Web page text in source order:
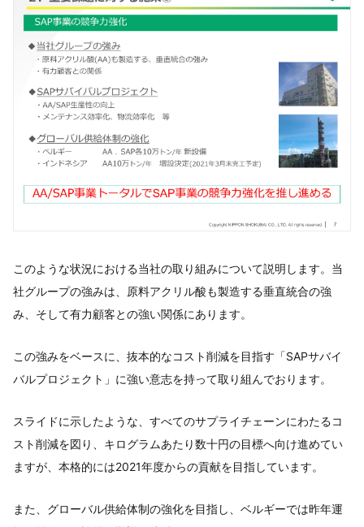
このような状況における当社の取り組みについて説明します。当
社グループの強みは、原料アクリル酸も製造する垂直統合の強
み、そして有力顧客との強い関係にあります。
この強みをベースに、抜本的なコスト削減を目指す「SAPサバイ
バルプロジェクト」に強い意志を持って取り組んでおります。
スライドに示したような、すべてのサプライチェーンにわたるコ
スト削減を図り、キログラムあたり数十円の目標へ向け進めてい
ますが、本格的には2021年度からの貢献を目指しています。
また、グローバル供給体制の強化を目指し、ベルギーでは昨年運